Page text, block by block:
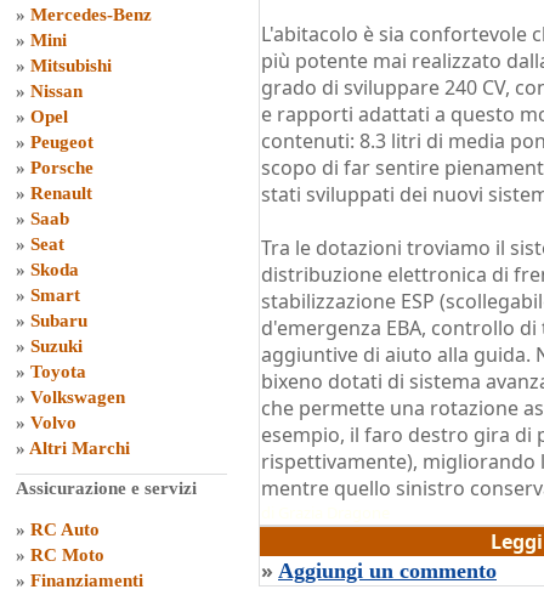
» Mercedes-Benz
» Mini
» Mitsubishi
» Nissan
» Opel
» Peugeot
» Porsche
» Renault
» Saab
» Seat
» Skoda
» Smart
» Subaru
» Suzuki
» Toyota
» Volkswagen
» Volvo
» Altri Marchi
Assicurazione e servizi
» RC Auto
» RC Moto
» Finanziamenti
L'abitacolo è sia confortevole
più potente mai realizzato
grado di sviluppare 240 CV,
e rapporti adattati a questo
contenuti: 8.3 litri di media
scopo di far sentire
stati sviluppati dei nuovi
Tra le dotazioni troviamo il
distribuzione elettronica di
stabilizzazione ESP
d'emergenza EBA, controllo
aggiuntive di aiuto alla guida.
bixeno dotati di sistema
che permette una rotazione
esempio, il faro destro gira di
rispettivamente), migliorando
mentre quello sinistro
» Aggiungi un commento